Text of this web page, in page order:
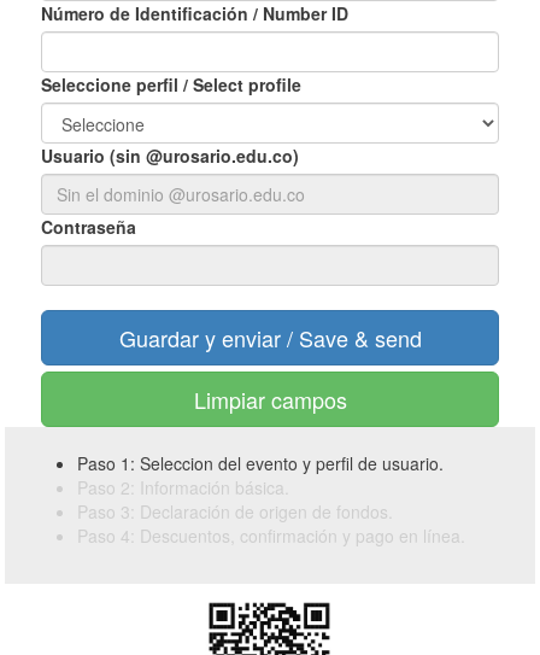
Número de Identificación / Number ID
Seleccione perfil / Select profile
Usuario (sin @urosario.edu.co)
Contraseña
Limpiar campos
Paso 1: Seleccion del evento y perfil de usuario.
Paso 2: Información básica.
Paso 3: Declaración de origen de fondos.
Paso 4: Descuentos, confirmación y pago en línea.